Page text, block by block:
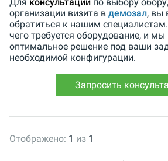
организации визита в демозал, вы
обратиться к нашим
чего требуется оборудование, и
оптимальное решение под ваши
необходимой конфигурации.
Запросить
Отображено: 1 из 1